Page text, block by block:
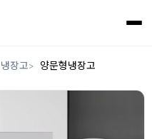
냉장고 양문형냉장고